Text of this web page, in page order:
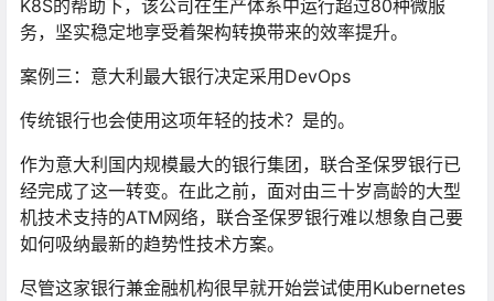
K8S的帮助下，该公司在生产体系中运行超过80种微服
务，坚实稳定地享受着架构转换带来的效率提升。
案例三：意大利最大银行决定采用DevOps
传统银行也会使用这项年轻的技术？是的。
作为意大利国内规模最大的银行集团，联合圣保罗银行已
经完成了这一转变。在此之前，面对由三十岁高龄的大型
机技术支持的ATM网络，联合圣保罗银行难以想象自己要
如何吸纳最新的趋势性技术方案。
尽管这家银行兼金融机构很早就开始尝试使用Kubernetes